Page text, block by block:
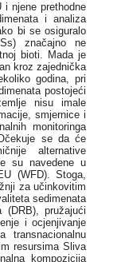
i njene prethodne
i analiza
bi se osiguralo
značajno ne
bioti. Mada je
kroz zajednička
godina, pri
postojeći
nisu imale
smjernice i
monitoringa
se da će
alternative
su navedene u
(WFD). Stoga,
za učinkovitim
sedimenata
pružajući
i ocjenjivanje
transnacionalnu
resursima Sliva
kompozicija